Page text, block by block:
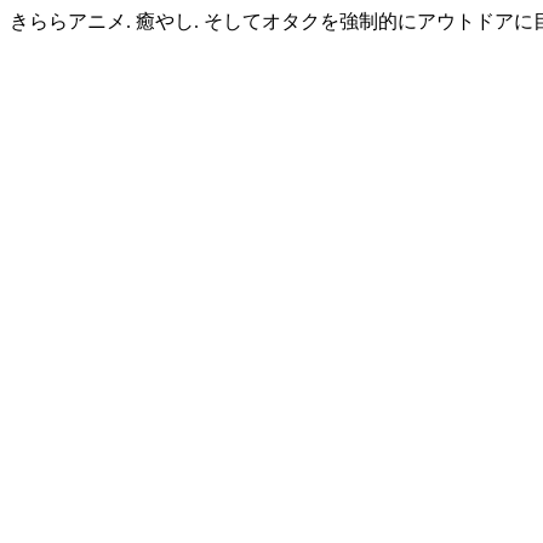
きららアニメ. 癒やし. そしてオタクを強制的にアウトドアに